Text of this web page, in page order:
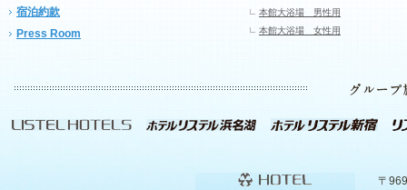
宿泊約款
Press Room
本館大浴場 男性用
本館大浴場 女性用
〒